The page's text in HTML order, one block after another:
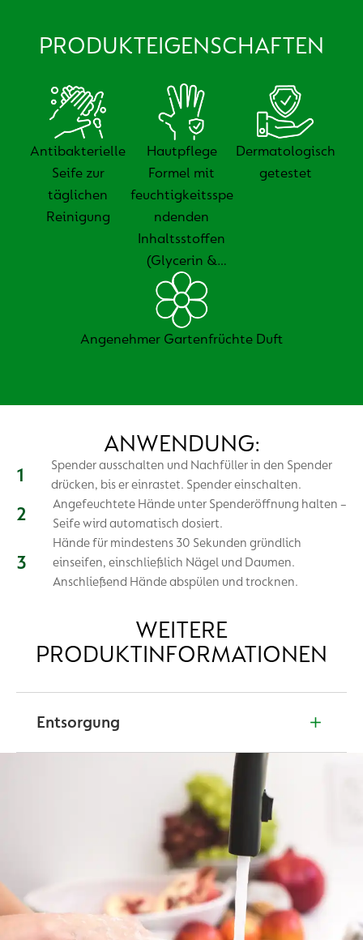
PRODUKTEIGENSCHAFTEN
Antibakterielle
Seife zur
täglichen
Reinigung
Hautpflege
Formel mit
feuchtigkeitsspe
ndenden
Inhaltsstoffen
(Glycerin &
Milchsäure)
Dermatologisch
getestet
Angenehmer Gartenfrüchte Duft
ANWENDUNG:
Spender ausschalten und Nachfüller in den Spender
drücken, bis er einrastet. Spender einschalten.
Angefeuchtete Hände unter Spenderöffnung halten –
Seife wird automatisch dosiert.
Hände für mindestens 30 Sekunden gründlich
einseifen, einschließlich Nägel und Daumen.
Anschließend Hände abspülen und trocknen.
WEITERE
PRODUKTINFORMATIONEN
Entsorgung
Die Batterien zur Entsorgung herausnehmen und in
die dafür vorgesehenen Sammelcontainer beim
Handel oder zu öffentlichen Sammelstellen geben.
Das Gerät entsprechend den örtlichen
Bestimmungen für Elektrogeräte entsorgen.